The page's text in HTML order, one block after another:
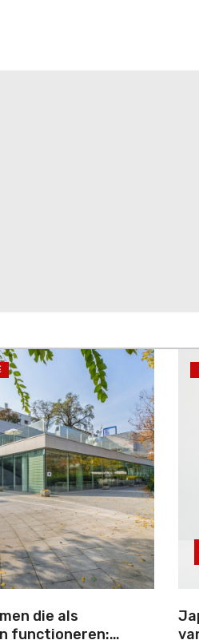
die als
functioneren: